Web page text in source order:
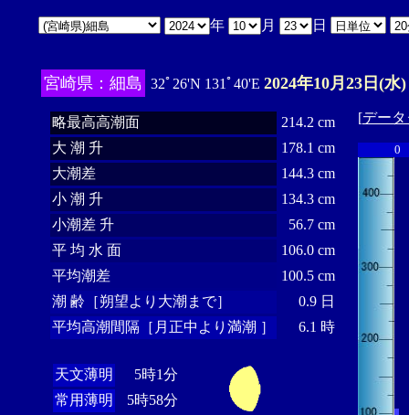
年 月 日
宮崎県：細島 32ﾟ26'N 131ﾟ40'E 2024年10月23日(水)
略最高高潮面
214.2 cm
大 潮 升
178.1 cm
大潮差
144.3 cm
小 潮 升
134.3 cm
小潮差 升
56.7 cm
平 均 水 面
106.0 cm
平均潮差
100.5 cm
潮 齢［朔望より大潮まで］
0.9 日
平均高潮間隔［月正中より満潮 ］
6.1 時
天文薄明
5時1分
常用薄明
5時58分
[デー
0